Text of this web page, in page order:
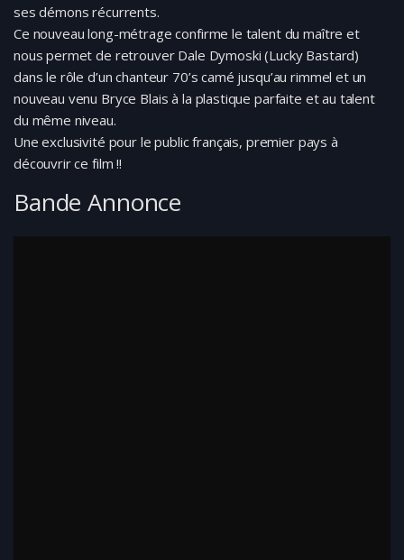
ses démons récurrents.
Ce nouveau long-métrage confirme le talent du maître et
nous permet de retrouver Dale Dymoski (Lucky Bastard)
dans le rôle d’un chanteur 70’s camé jusqu’au rimmel et un
nouveau venu Bryce Blais à la plastique parfaite et au talent
du même niveau.
Une exclusivité pour le public français, premier pays à
découvrir ce film !!
Bande Annonce